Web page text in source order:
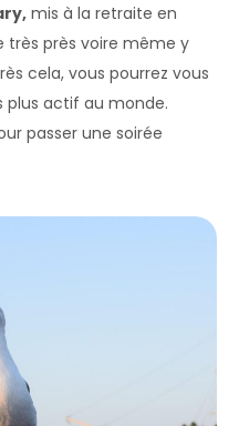
mis à la retraite en
très près voire même y
cela, vous pourrez vous
plus actif au monde.
passer une soirée